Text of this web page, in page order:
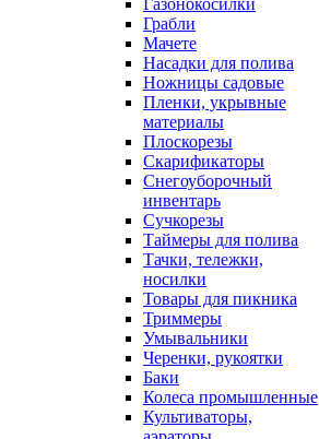
Газонокосилки
Грабли
Мачете
Насадки для полива
Ножницы садовые
Пленки, укрывные
материалы
Плоскорезы
Скарификаторы
Снегоуборочный
инвентарь
Сучкорезы
Таймеры для полива
Тачки, тележки,
носилки
Товары для пикника
Триммеры
Умывальники
Черенки, рукоятки
Баки
Колеса промышленные
Культиваторы,